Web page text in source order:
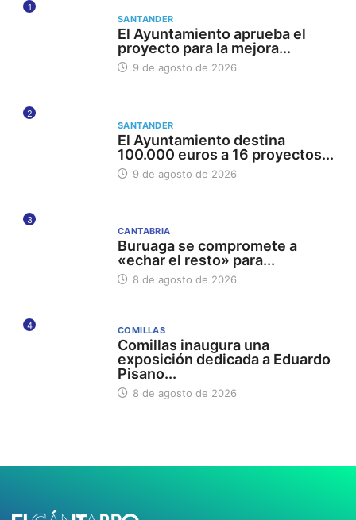
1
SANTANDER
El Ayuntamiento aprueba el
proyecto para la mejora...
9 de agosto de 2026
2
SANTANDER
El Ayuntamiento destina
100.000 euros a 16 proyectos...
9 de agosto de 2026
3
CANTABRIA
Buruaga se compromete a
«echar el resto» para...
8 de agosto de 2026
4 COMILLAS
Comillas inaugura una
exposición dedicada a Eduardo
Pisano...
8 de agosto de 2026